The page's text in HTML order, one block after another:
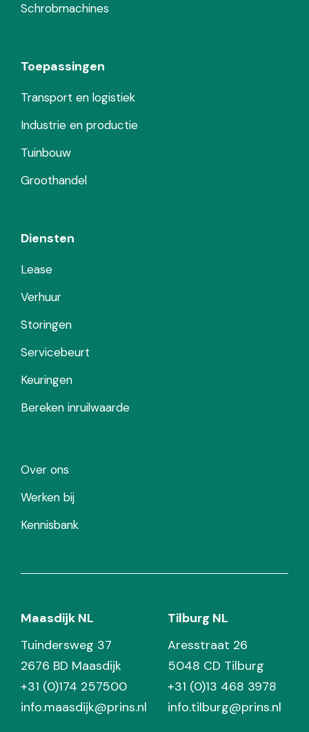
Schrobmachines
Toepassingen
Transport en logistiek
Industrie en productie
Tuinbouw
Groothandel
Diensten
Lease
Verhuur
Storingen
Servicebeurt
Keuringen
Bereken inruilwaarde
Over ons
Werken bij
Kennisbank
Maasdijk NL
Tuindersweg 37
2676 BD Maasdijk
+31 (0)174 257500
info.maasdijk@prins.nl
Tilburg NL
Aresstraat 26
5048 CD Tilburg
+31 (0)13 468 3978
info.tilburg@prins.nl